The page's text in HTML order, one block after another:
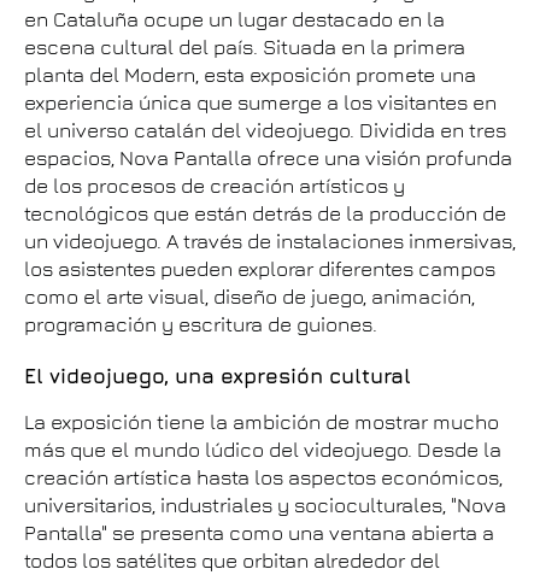
en Cataluña ocupe un lugar destacado en la
escena cultural del país. Situada en la primera
planta del Modern, esta exposición promete una
experiencia única que sumerge a los visitantes en
el universo catalán del videojuego. Dividida en tres
espacios, Nova Pantalla ofrece una visión profunda
de los procesos de creación artísticos y
tecnológicos que están detrás de la producción de
un videojuego. A través de instalaciones inmersivas,
los asistentes pueden explorar diferentes campos
como el arte visual, diseño de juego, animación,
programación y escritura de guiones.
El videojuego, una expresión cultural
La exposición tiene la ambición de mostrar mucho
más que el mundo lúdico del videojuego. Desde la
creación artística hasta los aspectos económicos,
universitarios, industriales y socioculturales, "Nova
Pantalla" se presenta como una ventana abierta a
todos los satélites que orbitan alrededor del